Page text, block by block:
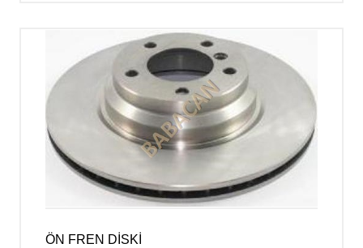
ÖN FREN DİSKİ